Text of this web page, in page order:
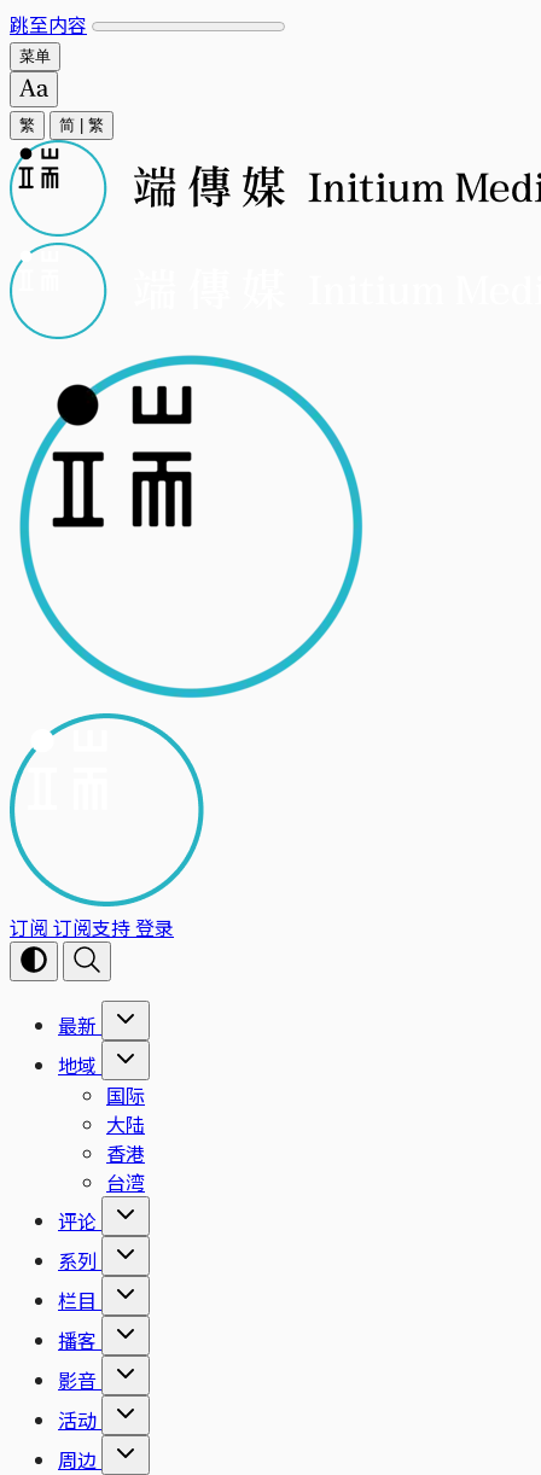
跳至内容
菜单
繁 简 繁
订阅 订阅支持登录
最新
地域
国际
大陆
香港
台湾
评论
系列
栏目
播客
影音
活动
周边